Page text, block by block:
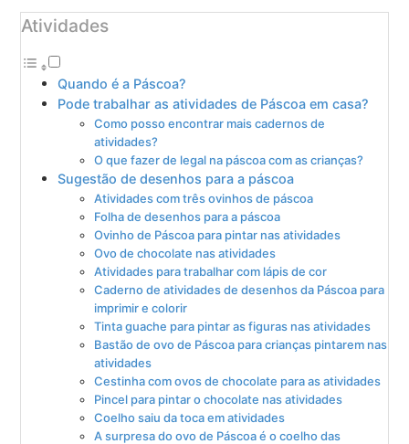
Atividades
Quando é a Páscoa?
Pode trabalhar as atividades de Páscoa em casa?
Como posso encontrar mais cadernos de
atividades?
O que fazer de legal na páscoa com as crianças?
Sugestão de desenhos para a páscoa
Atividades com três ovinhos de páscoa
Folha de desenhos para a páscoa
Ovinho de Páscoa para pintar nas atividades
Ovo de chocolate nas atividades
Atividades para trabalhar com lápis de cor
Caderno de atividades de desenhos da Páscoa para
imprimir e colorir
Tinta guache para pintar as figuras nas atividades
Bastão de ovo de Páscoa para crianças pintarem nas
atividades
Cestinha com ovos de chocolate para as atividades
Pincel para pintar o chocolate nas atividades
Coelho saiu da toca em atividades
A surpresa do ovo de Páscoa é o coelho das